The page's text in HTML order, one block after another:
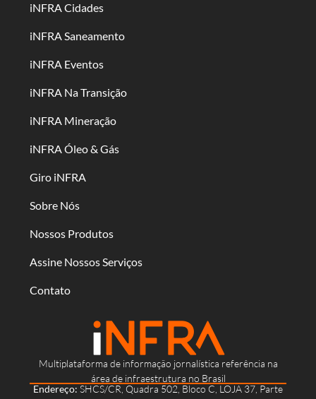
Multiplataforma de informação jornalística referência na
área de infraestrutura no Brasil
Endereço: SHCS/CR, Quadra 502, Bloco C, LOJA 37, Parte
iNFRA Cidades
iNFRA Saneamento
iNFRA Eventos
iNFRA Na Transição
iNFRA Mineração
iNFRA Óleo & Gás
Giro iNFRA
Sobre Nós
Nossos Produtos
Assine Nossos Serviços
Contato